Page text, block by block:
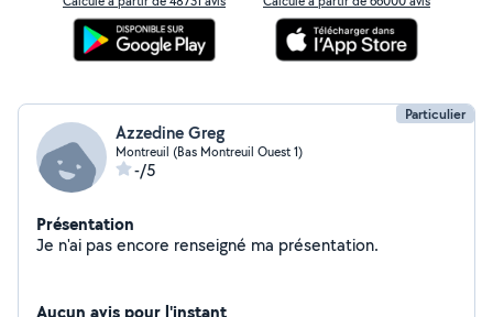
Particulier
Azzedine Greg
Montreuil (Bas Montreuil Ouest 1)
-/5
Présentation
Je n'ai pas encore renseigné ma présentation.
Aucun avis pour l'instant